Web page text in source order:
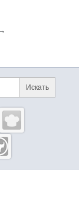
→
сайту и
Искать